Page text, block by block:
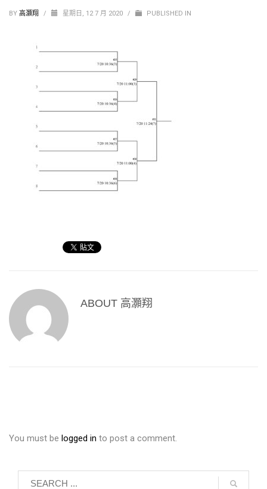
BY 高灝翔 / 星期日, 12 7 月 2020 / PUBLISHED IN
ABOUT 高灝翔
You must be logged in to post a comment.